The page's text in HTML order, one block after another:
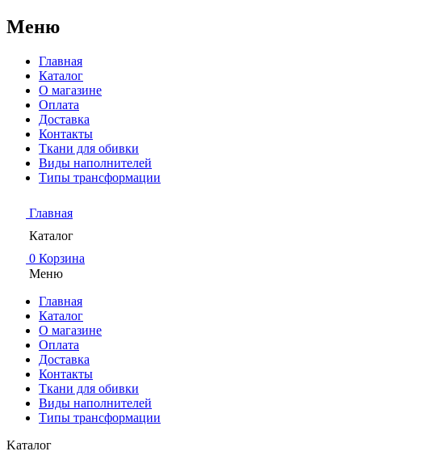
Меню
Главная
Каталог
О магазине
Оплата
Доставка
Контакты
Ткани для обивки
Виды наполнителей
Типы трансформации
Главная
Каталог
0 Корзина
Меню
Главная
Каталог
О магазине
Оплата
Доставка
Контакты
Ткани для обивки
Виды наполнителей
Типы трансформации
Kаталог